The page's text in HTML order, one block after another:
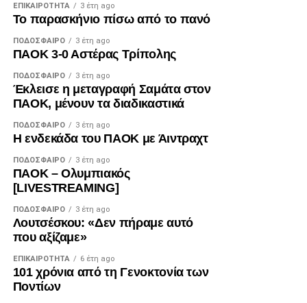
ΕΠΙΚΑΙΡΌΤΗΤΑ 3 έτη ago
Το παρασκήνιο πίσω από το πανό
ΠΟΔΌΣΦΑΙΡΟ 3 έτη ago
ΠΑΟΚ 3-0 Αστέρας Τρίπολης
ΠΟΔΌΣΦΑΙΡΟ 3 έτη ago
Έκλεισε η μεταγραφή Σαμάτα στον
ΠΑΟΚ, μένουν τα διαδικαστικά
ΠΟΔΌΣΦΑΙΡΟ 3 έτη ago
Η ενδεκάδα του ΠΑΟΚ με Άιντραχτ
ΠΟΔΌΣΦΑΙΡΟ 3 έτη ago
ΠΑΟΚ – Ολυμπιακός
[LIVESTREAMING]
ΠΟΔΌΣΦΑΙΡΟ 3 έτη ago
Λουτσέσκου: «Δεν πήραμε αυτό
που αξίζαμε»
ΕΠΙΚΑΙΡΌΤΗΤΑ 6 έτη ago
101 χρόνια από τη Γενοκτονία των
Ποντίων